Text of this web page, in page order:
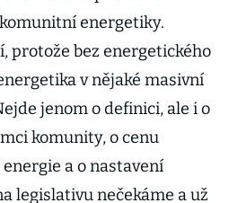
energetiky.
protože bez energetického
v nějaké masivní
jenom o definici, ale i o
komunity, o cenu
a o nastavení
legislativu nečekáme a už